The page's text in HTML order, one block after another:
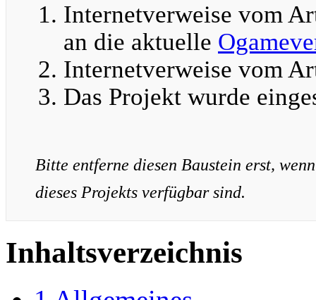
Internetverweise vom
an die aktuelle
Internetverweise vom
Das Projekt wurde
Bitte entferne diesen Baustein erst,
dieses Projekts verfügbar sind.
Inhaltsverzeichnis